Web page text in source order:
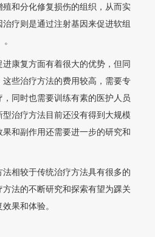
和分化修复损伤的组织，从而实
疗则是通过注射基因来促进软组
康复方面有着很大的优势，但同
些治疗方法的费用较高，需要专
同时也需要训练有素的医护人员
治疗方法目前还没有得到大规模
和副作用还需要进一步的研究和
相较于传统治疗方法具有很多的
法的不断研究和探索有望为踝关
果和体验。